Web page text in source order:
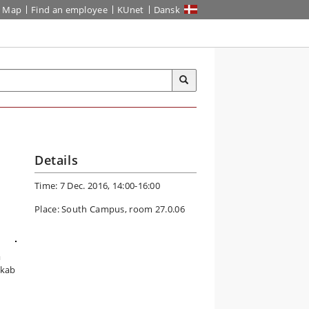
Map Find an employee KUnet Dansk
Details
Time: 7 Dec. 2016, 14:00-16:00
Place: South Campus, room 27.0.06